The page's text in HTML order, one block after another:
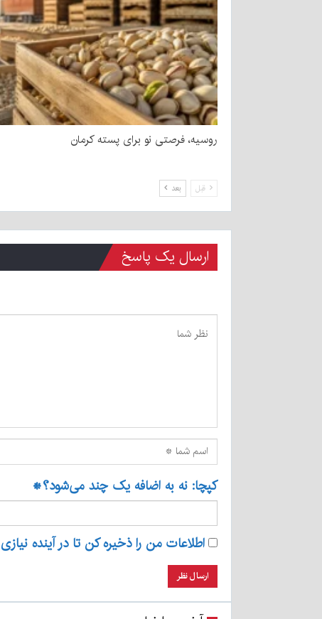
روسیه، فرصتی نو برای پسته کرمان
قبل بعد
ارسال یک پاسخ
کپچا: نه به اضافه یک چند می‌شود؟*
اطلاعات من را ذخیره کن تا در آینده